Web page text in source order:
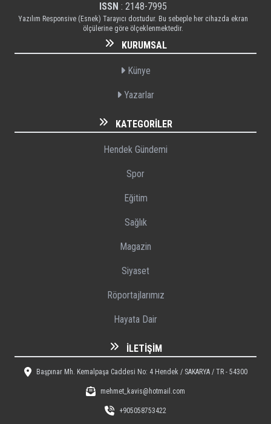
ISSN : 2148-7995
Yazılım Responsive (Esnek) Tarayıcı dostudur. Bu sebeple her cihazda ekran
ölçülerine göre ölçeklenmektedir.
KURUMSAL
Künye
Yazarlar
KATEGORILER
Hendek Gündemi
Spor
Eğitim
Sağlık
Magazin
Siyaset
Röportajlarımız
Hayata Dair
İLETIŞIM
Başpınar Mh. Kemalpaşa Caddesi No: 4 Hendek / SAKARYA / TR - 54300
mehmet_kavis@hotmail.com
+905058753422